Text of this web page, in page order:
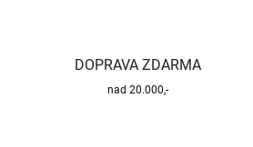
DOPRAVA ZDARMA
nad 20.000,-